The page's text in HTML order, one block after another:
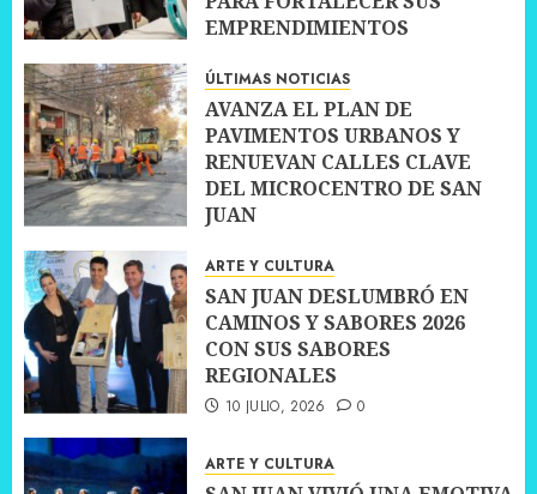
EMPRENDIMIENTOS
ÚLTIMAS NOTICIAS
AVANZA EL PLAN DE
PAVIMENTOS URBANOS Y
RENUEVAN CALLES CLAVE
DEL MICROCENTRO DE SAN
JUAN
ARTE Y CULTURA
SAN JUAN DESLUMBRÓ EN
CAMINOS Y SABORES 2026
CON SUS SABORES
REGIONALES
10 JULIO, 2026 0
ARTE Y CULTURA